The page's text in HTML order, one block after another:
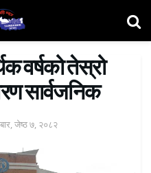
वर्षको तेस्रो
सार्वजनिक
जेष्ठ ७, २०८२